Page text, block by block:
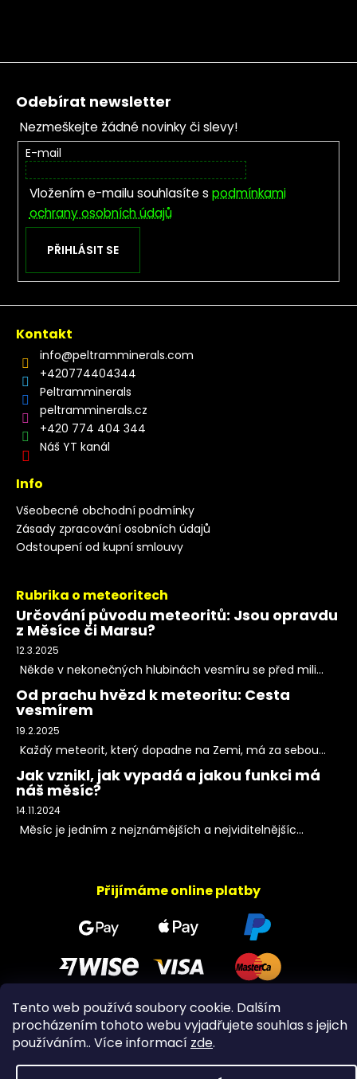
Tento web používá soubory cookie. Dalším
procházením tohoto webu vyjadřujete souhlas s jejich
používáním.. Více informací zde.
Zápatí
Odebírat newsletter
Nezmeškejte žádné novinky či slevy!
E-mail
Vložením e-mailu souhlasíte s podmínkami
ochrany osobních údajů
PŘIHLÁSIT SE
Kontakt
info@peltramminerals.com
+420774404344
Peltramminerals
peltramminerals.cz
+420 774 404 344
Náš YT kanál
Info
Všeobecné obchodní podmínky
Zásady zpracování osobních údajů
Odstoupení od kupní smlouvy
Rubrika o meteoritech
Určování původu meteoritů: Jsou opravdu
z Měsíce či Marsu?
12.3.2025
Někde v nekonečných hlubinách vesmíru se před mili...
Od prachu hvězd k meteoritu: Cesta
vesmírem
19.2.2025
Každý meteorit, který dopadne na Zemi, má za sebou...
Jak vznikl, jak vypadá a jakou funkci má
náš měsíc?
14.11.2024
Měsíc je jedním z nejznámějších a nejviditelnějšíc...
Přijímáme online platby
Copyright 2026PeltramMinerals. Všechna práva
vyhrazena.